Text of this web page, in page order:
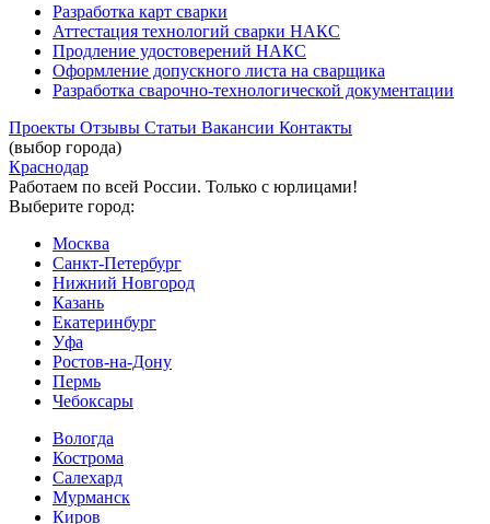
Разработка карт сварки
Аттестация технологий сварки НАКС
Продление удостоверений НАКС
Оформление допускного листа на сварщика
Разработка сварочно-технологической документации
Проекты Отзывы Статьи Вакансии Контакты
(выбор города)
Краснодар
Работаем по всей России. Только с юрлицами!
Выберите город:
Москва
Санкт-Петербург
Нижний Новгород
Казань
Екатеринбург
Уфа
Ростов-на-Дону
Пермь
Чебоксары
Вологда
Кострома
Салехард
Мурманск
Киров